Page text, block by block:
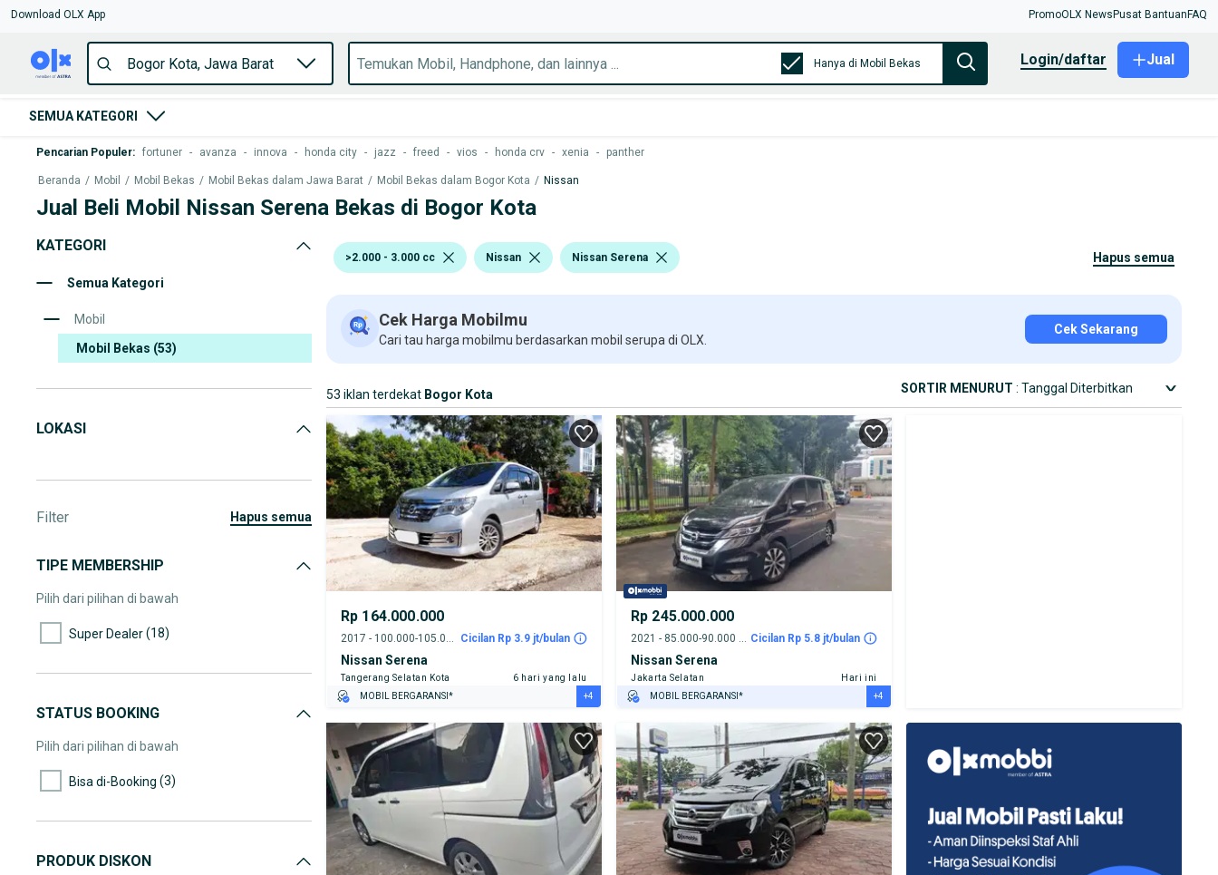
Download OLX App PromoOLX News Pusat Bantuan FAQ
Hanya di Mobil Bekas login/daftar Jual
SEMUA KATEGORI
Pencarian Populer: fortuner - avanza - innova - honda city - jazz - freed - vios - honda crv - xenia - panther
Beranda / Mobil / Mobil Bekas / Mobil Bekas dalam Jawa Barat / Mobil Bekas dalam Bogor Kota / Nissan
Jual Beli Mobil Nissan Serena Bekas di Bogor Kota
KATEGORI
Semua Kategori
Mobil
Mobil Bekas (53)
LOKASI
Filter hapus semua
TIPE MEMBERSHIP
Pilih dari pilihan di bawah
Super Dealer(18)
STATUS BOOKING
Pilih dari pilihan di bawah
Bisa di-Booking (3)
PRODUK DISKON
>2.000 - 3.000 cc Nissan Nissan Serena hapus semua
Cek Harga Mobilmu
Cari tau harga mobilmu berdasarkan mobil serupa di OLX.
Cek Sekarang
53 iklan terdekat Bogor Kota SORTIR MENURUT : Tanggal Diterbitkan
Rp 164.000.000
2017 - 100.000-105.000 km Cicilan Rp 3.9 jt/bulan
Nissan Serena
Tangerang Selatan Kota
6 hari yang lalu
MOBIL BERGARANSI*
TEST DRIVE DARI RUMAH
GRATIS BIAYA JASA PERAWATAN*
PENJUAL TERVERIFIKASI
+4
Rp 245.000.000
2021 - 85.000-90.000 km Cicilan Rp 5.8 jt/bulan
Nissan Serena
Jakarta Selatan
Hari ini
MOBIL BERGARANSI*
TEST DRIVE DARI RUMAH
GRATIS BIAYA JASA PERAWATAN*
PENJUAL TERVERIFIKASI
+4